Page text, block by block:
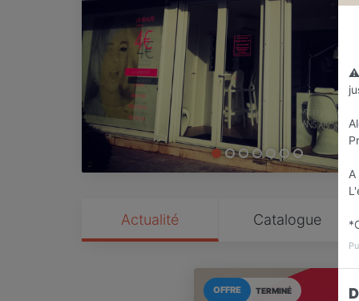
Actualité Catalogue
TERMINÉ
OFFRE
⚠️